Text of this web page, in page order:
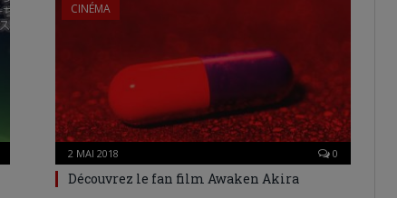
CINÉMA
2 MAI 2018 0
Découvrez le fan film Awaken Akira